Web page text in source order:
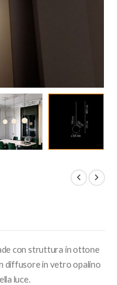
con struttura in ottone
diffusore in vetro opalino
luce.